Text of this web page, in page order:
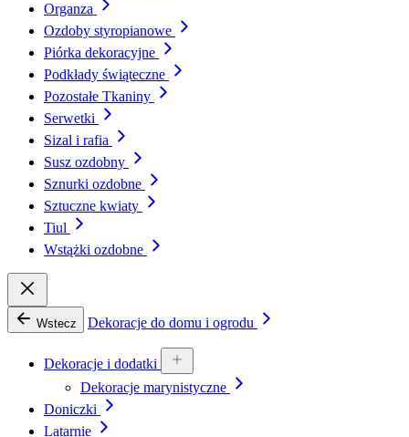
Organza
Ozdoby styropianowe
Piórka dekoracyjne
Podkłady świąteczne
Pozostałe Tkaniny
Serwetki
Sizal i rafia
Susz ozdobny
Sznurki ozdobne
Sztuczne kwiaty
Tiul
Wstążki ozdobne
Wstecz Dekoracje do domu i ogrodu
Dekoracje i dodatki
Dekoracje marynistyczne
Doniczki
Latarnie